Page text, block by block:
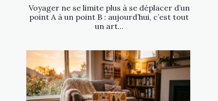
Voyager ne se limite plus à se déplacer d’un
point A à un point B : aujourd’hui, c’est tout
un art...